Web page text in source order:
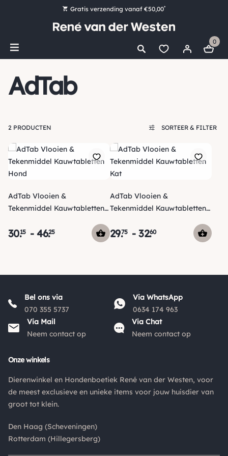
Gratis verzending vanaf €50,00*
Bestel nu, betaal later met Klarna
Ruim 16.000 artikelen op voorraad
Ruim 44 jaar kennis en ervaring
0
AdTab
2 PRODUCTEN SORTEER & FILTER
AdTab Vlooien &
Tekenmiddel Kauwtabletten
30.15 -46.25
AdTab Vlooien &
Tekenmiddel Kauwtabletten
29.75 -32.60
Bel ons via
070 355 5737
Via WhatsApp
0634 174 963
Via Mail
Neem contact op
Via Chat
Neem contact op
Onze winkels
Dierenwinkel en Hondenboetiek René van der Westen, voor
de meest exclusieve en unieke items voor jouw huisdier van
groot tot klein.
Den Haag (Scheveningen)
Rotterdam (Hillegersberg)